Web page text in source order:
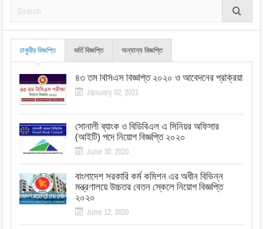
চাকুরীর বিজ্ঞপ্তি ভর্তি বিজ্ঞপ্তি অন্যান্য বিজ্ঞপ্তি
৪৩ তম বিসিএস বিজ্ঞপ্তি ২০২০ ও আবেদনের প্রক্রিয়া
January 02, 2021
সোনালী ব্যাংক ও বিডিবিএল এ সিনিয়র অফিসার
(আইটি) পদে নিয়োগ বিজ্ঞপ্তি ২০২০
June 30, 2020
বাংলাদেশ সরকারি কর্ম কমিশন এর অধীন বিভিন্ন
মন্ত্রণালয়ে উচ্চতর বেতন স্কেলে নিয়োগ বিজ্ঞপ্তি
২০২০
June 12, 2020